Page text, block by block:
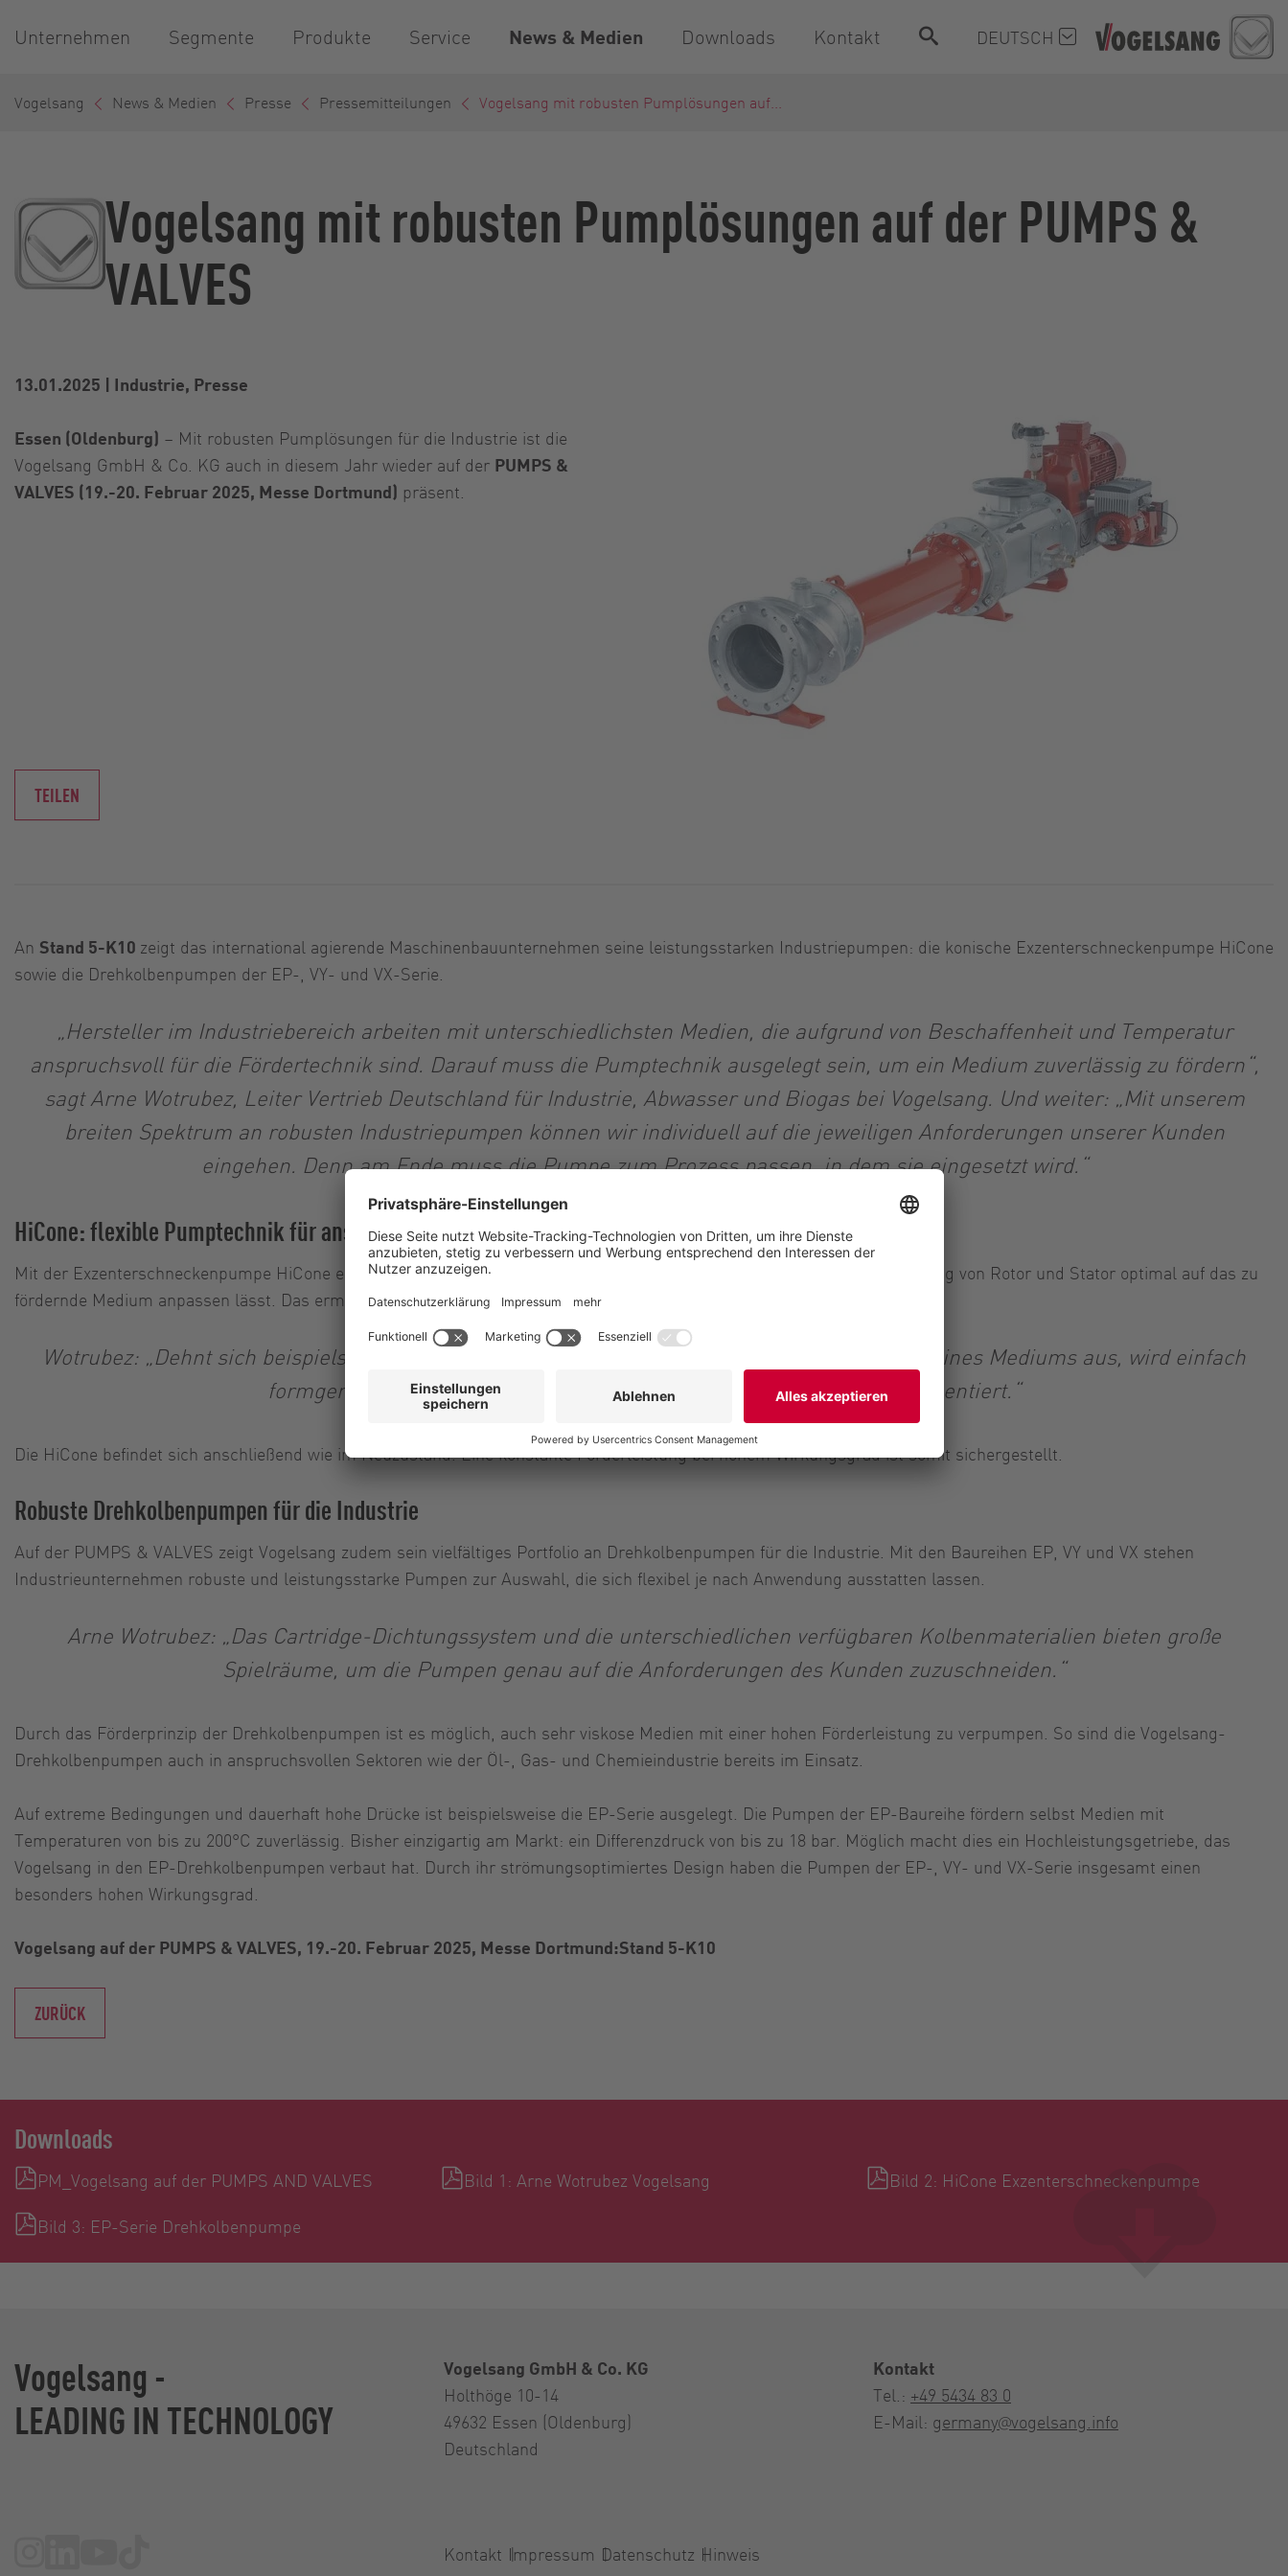
Unternehmen Segmente Produkte Service News & Medien Downloads Kontakt DEUTSCH
Vogelsang News & Medien Presse Pressemitteilungen Vogelsang mit robusten Pumplösungen auf...
Vogelsang mit robusten Pumplösungen auf der PUMPS &
VALVES
13.01.2025 | Industrie, Presse
Essen (Oldenburg) – Mit robusten Pumplösungen für die Industrie ist die
Vogelsang GmbH & Co. KG auch in diesem Jahr wieder auf der PUMPS &
VALVES (19.-20. Februar 2025, Messe Dortmund) präsent.
TEILEN
An Stand 5-K10 zeigt das international agierende Maschinenbauunternehmen seine leistungsstarken Industriepumpen: die konische Exzenterschneckenpumpe HiCone
sowie die Drehkolbenpumpen der EP-, VY- und VX-Serie.
„Hersteller im Industriebereich arbeiten mit unterschiedlichsten Medien, die aufgrund von Beschaffenheit und Temperatur
anspruchsvoll für die Fördertechnik sind. Darauf muss die Pumptechnik ausgelegt sein, um ein Medium zuverlässig zu fördern“,
sagt Arne Wotrubez, Leiter Vertrieb Deutschland für Industrie, Abwasser und Biogas bei Vogelsang. Und weiter: „Mit unserem
breiten Spektrum an robusten Industriepumpen können wir individuell auf die jeweiligen Anforderungen unserer Kunden
eingehen. Denn am Ende muss die Pumpe zum Prozess passen, in dem sie eingesetzt wird.“
HiCone: flexible Pumptechnik für anspruchsvolle Medien
Mit der Exzenterschneckenpumpe HiCone erhalten Anwender eine flexible Pumpe, die sich durch die einstellbare Klemmung von Rotor und Stator optimal auf das zu
fördernde Medium anpassen lässt. Das ermöglicht die konische Rotor-Stator-Geometrie.
Wotrubez: „Dehnt sich beispielsweise das Elastomer des Stators durch die hohe Temperatur eines Mediums aus, wird einfach
formgenau eingestellt und der Spalt zwischen Rotor und Stator reglementiert.“
Die HiCone befindet sich anschließend wie im Neuzustand. Eine konstante Förderleistung bei hohem Wirkungsgrad ist somit sichergestellt.
Robuste Drehkolbenpumpen für die Industrie
Auf der PUMPS & VALVES zeigt Vogelsang zudem sein vielfältiges Portfolio an Drehkolbenpumpen für die Industrie. Mit den Baureihen EP, VY und VX stehen
Industrieunternehmen robuste und leistungsstarke Pumpen zur Auswahl, die sich flexibel je nach Anwendung ausstatten lassen.
Arne Wotrubez: „Das Cartridge-Dichtungssystem und die unterschiedlichen verfügbaren Kolbenmaterialien bieten große
Spielräume, um die Pumpen genau auf die Anforderungen des Kunden zuzuschneiden.“
Durch das Förderprinzip der Drehkolbenpumpen ist es möglich, auch sehr viskose Medien mit einer hohen Förderleistung zu verpumpen. So sind die Vogelsang-
Drehkolbenpumpen auch in anspruchsvollen Sektoren wie der Öl-, Gas- und Chemieindustrie bereits im Einsatz.
Auf extreme Bedingungen und dauerhaft hohe Drücke ist beispielsweise die EP-Serie ausgelegt. Die Pumpen der EP-Baureihe fördern selbst Medien mit
Temperaturen von bis zu 200°C zuverlässig. Bisher einzigartig am Markt: ein Differenzdruck von bis zu 18 bar. Möglich macht dies ein Hochleistungsgetriebe, das
Vogelsang in den EP-Drehkolbenpumpen verbaut hat. Durch ihr strömungsoptimiertes Design haben die Pumpen der EP-, VY- und VX-Serie insgesamt einen
besonders hohen Wirkungsgrad.
Vogelsang auf der PUMPS & VALVES, 19.-20. Februar 2025, Messe Dortmund:Stand 5-K10
ZURÜCK
Downloads
PM_Vogelsang auf der PUMPS AND VALVES Bild 1: Arne Wotrubez Vogelsang Bild 2: HiCone Exzenterschneckenpumpe
Bild 3: EP-Serie Drehkolbenpumpe
Vogelsang -
LEADING IN TECHNOLOGY
Vogelsang GmbH & Co. KG
Holthöge 10-14
49632 Essen (Oldenburg)
Deutschland
Kontakt
Tel.: +49 5434 83 0
E-Mail: germany@vogelsang.info
Kontakt Impressum Datenschutz Hinweis